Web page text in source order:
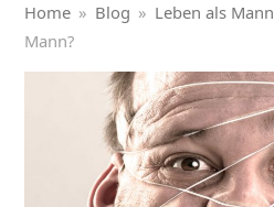
Home » Blog » Leben als Mann
Mann?